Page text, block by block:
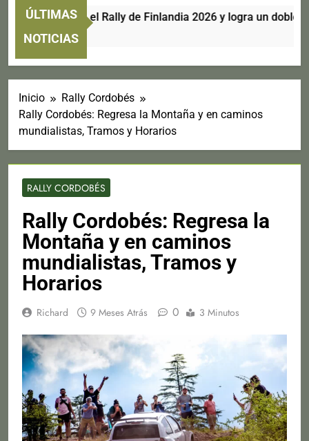
ÚLTIMAS
NOTICIAS
corona en el Rally de Finlandia 2026 y logra un doblete
Inicio
Rally Cordobés
Rally Cordobés: Regresa la Montaña y en caminos
mundialistas, Tramos y Horarios
RALLY CORDOBÉS
Rally Cordobés: Regresa la
Montaña y en caminos
mundialistas, Tramos y
Horarios
Richard 9 Meses Atrás 0 3 Minutos